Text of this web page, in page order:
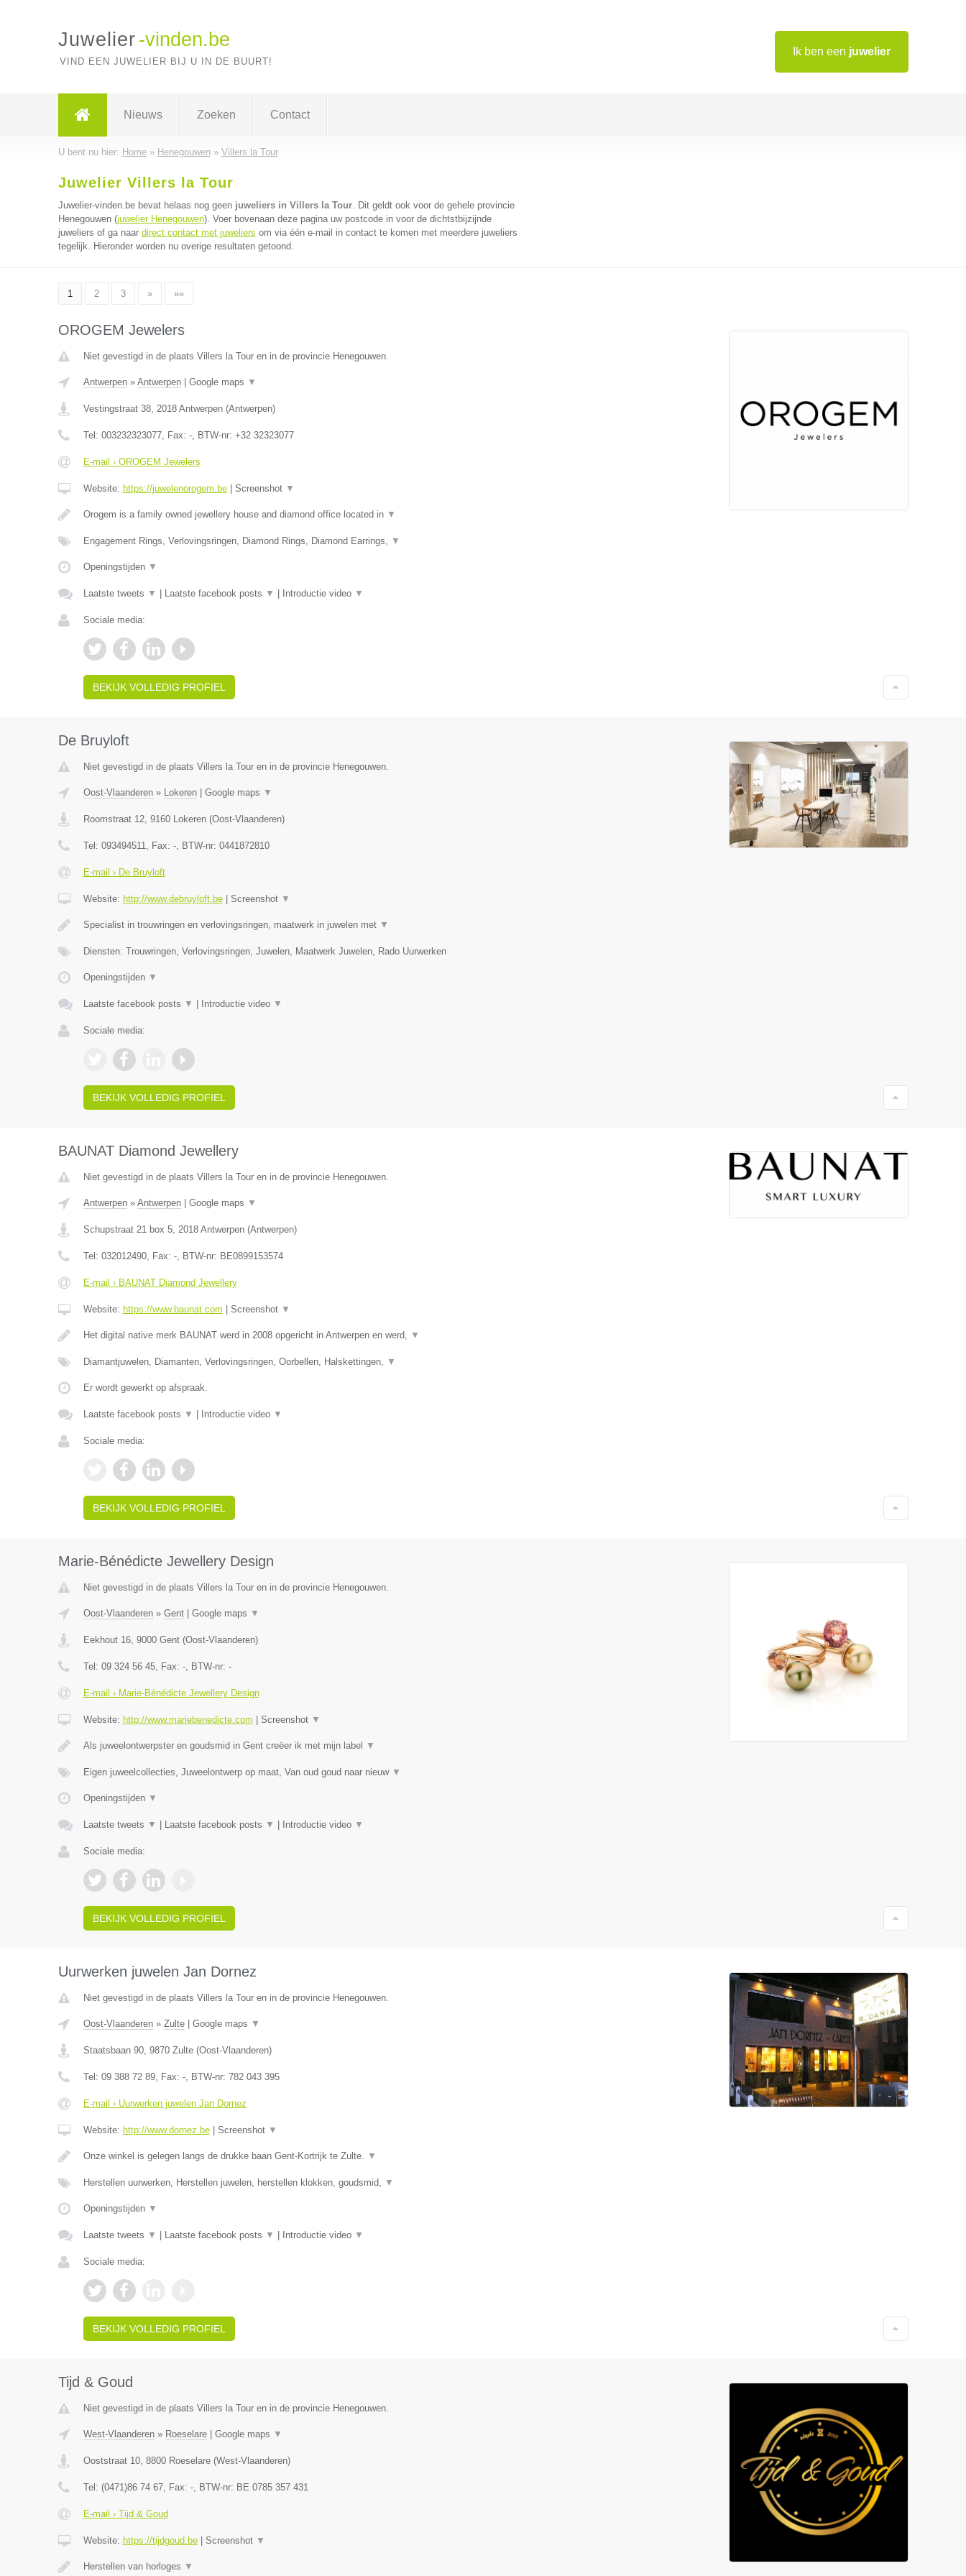
Ik ben een juwelier
Juwelier -vinden.be
VIND EEN JUWELIER BIJ U IN DE BUURT!
Nieuws Zoeken Contact
U bent nu hier: Home» Henegouwen» Villers la Tour
Juwelier Villers la Tour
Juwelier-vinden.be bevat helaas nog geen juweliers in Villers la Tour. Dit geldt ook voor de gehele provincie
Henegouwen (juwelier Henegouwen). Voer bovenaan deze pagina uw postcode in voor de dichtstbijzijnde
juweliers of ga naar direct contact met juweliers om via één e-mail in contact te komen met meerdere juweliers
tegelijk. Hieronder worden nu overige resultaten getoond.
1 2 3 » »»
OROGEM Jewelers
Niet gevestigd in de plaats Villers la Tour en in de provincie Henegouwen.
Antwerpen» Antwerpen| Google maps ▼
Vestingstraat 38, 2018 Antwerpen(Antwerpen)
Tel: 003232323077, Fax: -, BTW-nr: +32 32323077
E-mail › OROGEM Jewelers
Website: https://juwelenorogem.be| Screenshot ▼
Orogem is a family owned jewellery house and diamond office located in ▼
Engagement Rings, Verlovingsringen, Diamond Rings, Diamond Earrings, ▼
Openingstijden ▼
Laatste tweets ▼ Laatste facebook posts ▼ Introductie video ▼
Sociale media:
BEKIJK VOLLEDIG PROFIEL
De Bruyloft
Niet gevestigd in de plaats Villers la Tour en in de provincie Henegouwen.
Oost-Vlaanderen» Lokeren| Google maps ▼
Roomstraat 12, 9160 Lokeren(Oost-Vlaanderen)
Tel: 093494511, Fax: -, BTW-nr: 0441872810
E-mail › De Bruyloft
Website: http://www.debruyloft.be| Screenshot ▼
Specialist in trouwringen en verlovingsringen, maatwerk in juwelen met ▼
Diensten: Trouwringen, Verlovingsringen, Juwelen, Maatwerk Juwelen, Rado Uurwerken
Openingstijden ▼
Laatste facebook posts ▼ Introductie video ▼
Sociale media:
BEKIJK VOLLEDIG PROFIEL
BAUNAT Diamond Jewellery
Niet gevestigd in de plaats Villers la Tour en in de provincie Henegouwen.
Antwerpen» Antwerpen| Google maps ▼
Schupstraat 21 box 5, 2018 Antwerpen(Antwerpen)
Tel: 032012490, Fax: -, BTW-nr: BE0899153574
E-mail › BAUNAT Diamond Jewellery
Website: https://www.baunat.com Screenshot ▼
Het digital native merk BAUNAT werd in 2008 opgericht in Antwerpen en werd, ▼
Diamantjuwelen, Diamanten, Verlovingsringen, Oorbellen, Halskettingen, ▼
Er wordt gewerkt op afspraak.
Laatste facebook posts ▼ Introductie video ▼
Sociale media:
BEKIJK VOLLEDIG PROFIEL
Marie-Bénédicte Jewellery Design
Niet gevestigd in de plaats Villers la Tour en in de provincie Henegouwen.
Oost-Vlaanderen» Gent| Google maps ▼
Eekhout 16, 9000 Gent(Oost-Vlaanderen)
Tel: 09 324 56 45, Fax: -, BTW-nr: -
E-mail › Marie-Bénédicte Jewellery Design
Website: http://www.mariebenedicte.com Screenshot ▼
Als juweelontwerpster en goudsmid in Gent creëer ik met mijn label ▼
Eigen juweelcollecties, Juweelontwerp op maat, Van oud goud naar nieuw ▼
Openingstijden ▼
Laatste tweets ▼ Laatste facebook posts ▼ Introductie video ▼
Sociale media:
BEKIJK VOLLEDIG PROFIEL
Uurwerken juwelen Jan Dornez
Niet gevestigd in de plaats Villers la Tour en in de provincie Henegouwen.
Oost-Vlaanderen» Zulte| Google maps ▼
Staatsbaan 90, 9870 Zulte(Oost-Vlaanderen)
Tel: 09 388 72 89, Fax: -, BTW-nr: 782 043 395
E-mail › Uurwerken juwelen Jan Dornez
Website: http://www.dornez.be| Screenshot ▼
Onze winkel is gelegen langs de drukke baan Gent-Kortrijk te Zulte. ▼
Herstellen uurwerken, Herstellen juwelen, herstellen klokken, goudsmid, ▼
Openingstijden ▼
Laatste tweets ▼ Laatste facebook posts ▼ Introductie video ▼
Sociale media:
BEKIJK VOLLEDIG PROFIEL
Tijd & Goud
Niet gevestigd in de plaats Villers la Tour en in de provincie Henegouwen.
West-Vlaanderen» Roeselare| Google maps ▼
Ooststraat 10, 8800 Roeselare(West-Vlaanderen)
Tel: (0471)86 74 67, Fax: -, BTW-nr: BE 0785 357 431
E-mail › Tijd & Goud
Website: https://tijdgoud.be| Screenshot ▼
Herstellen van horloges ▼